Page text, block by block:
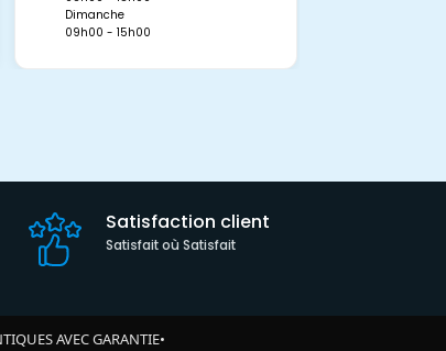
Dimanche
09h00 - 15h00
Satisfaction client
Satisfait où Satisfait
AVEC GARANTIE•